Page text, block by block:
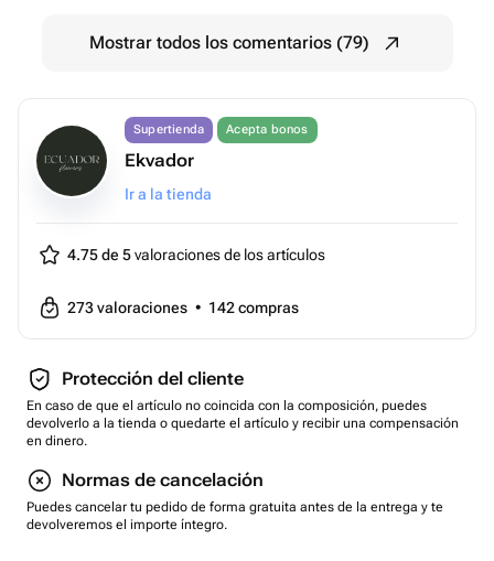
Mostrar todos los comentarios (79)
Supertienda Acepta bonos
Ekvador
Ir a la tienda
4.75 de 5valoraciones de los artículos
273valoraciones • 142compras
Protección del cliente
En caso de que el artículo no coincida con la composición, puedes
devolverlo a la tienda o quedarte el artículo y recibir una compensación
en dinero.
Normas de cancelación
Puedes cancelar tu pedido de forma gratuita antes de la entrega y te
devolveremos el importe íntegro.